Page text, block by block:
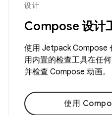
设计
Compose 设计
使用 Jetpack Compose
用内置的检查工具在任
并检查 Compose 动画。
使用